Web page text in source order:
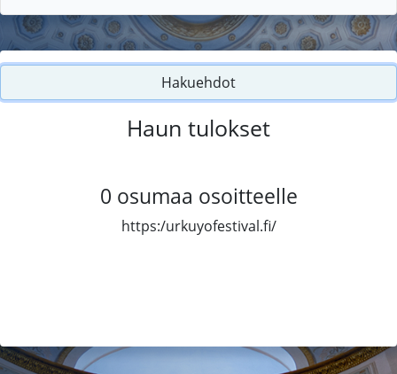
Hakuehdot
Haun tulokset
0 osumaa osoitteelle
https:/urkuyofestival.fi/